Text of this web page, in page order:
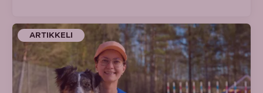
ARTIKKELI